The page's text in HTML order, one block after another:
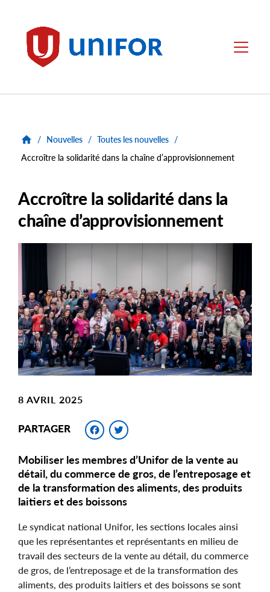
Unifor Menu
/ Nouvelles / Toutes les nouvelles /
Accroître la solidarité dans la chaîne d’approvisionnement
Accroître la solidarité dans la
chaîne d’approvisionnement
Main
Image
Image
8 AVRIL 2025
PARTAGER Facebook
Mobiliser les membres d’Unifor de la vente au
détail, du commerce de gros, de l’entreposage et
de la transformation des aliments, des produits
laitiers et des boissons
Le syndicat national Unifor, les sections locales ainsi
que les représentantes et représentants en milieu de
travail des secteurs de la vente au détail, du commerce
de gros, de l’entreposage et de la transformation des
aliments, des produits laitiers et des boissons se sont